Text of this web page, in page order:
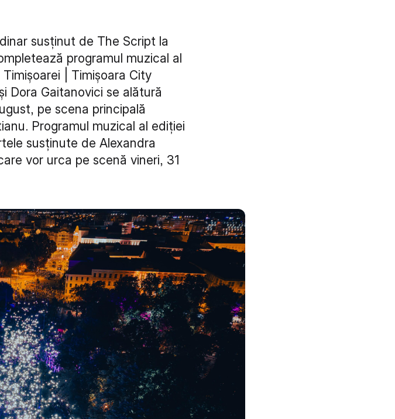
susținut de The Script la
programul muzical al
| Timișoara City
Dora Gaitanovici se alătură
pe scena principală
Programul muzical al ediției
susținute de Alexandra
vor urca pe scenă vineri, 31